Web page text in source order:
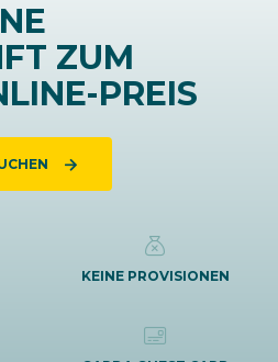
ZUM
PREIS
KEINE PROVISIONEN